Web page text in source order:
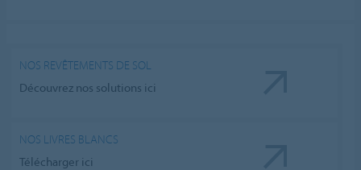
NOS REVÊTEMENTS DE SOL
Découvrez nos solutions ici
NOS LIVRES BLANCS
Télécharger ici